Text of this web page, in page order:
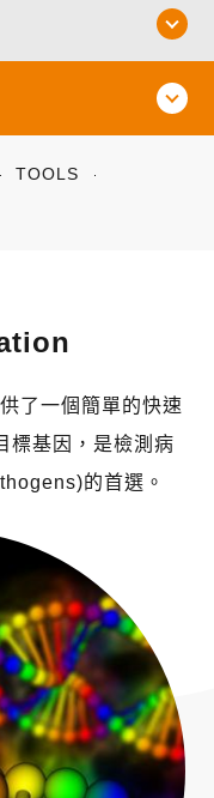
TOOLS
了一個簡單的快速
標基因，是檢測病
的首選。